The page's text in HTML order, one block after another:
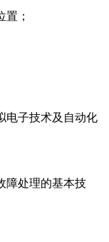
；
电子技术及自动化
障处理的基本技